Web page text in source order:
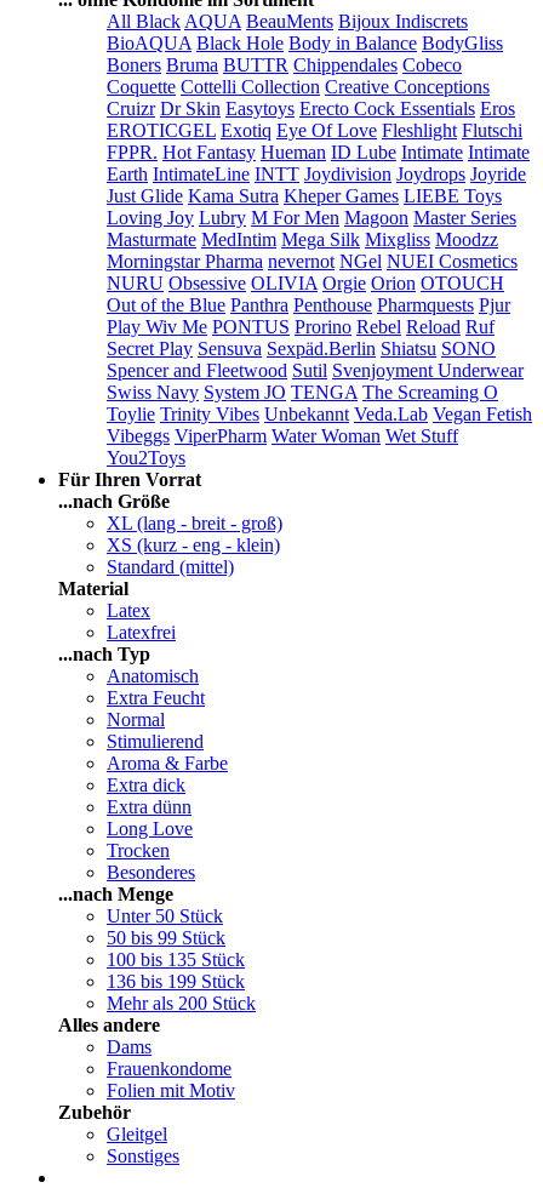
All Black AQUA BeauMents Bijoux Indiscrets
BioAQUA Black Hole Body in Balance BodyGliss
Boners Bruma BUTTR Chippendales Cobeco
Coquette Cottelli Collection Creative Conceptions
Cruizr Dr Skin Easytoys Erecto Cock Essentials Eros
EROTICGEL Exotiq Eye Of Love Fleshlight Flutschi
FPPR. Hot Fantasy Hueman ID Lube Intimate Intimate
Earth IntimateLine INTT Joydivision Joydrops Joyride
Just Glide Kama Sutra Kheper Games LIEBE Toys
Loving Joy Lubry M For Men Magoon Master Series
Masturmate MedIntim Mega Silk Mixgliss Moodzz
Morningstar Pharma nevernot NGel NUEI Cosmetics
NURU Obsessive OLIVIA Orgie Orion OTOUCH
Out of the Blue Panthra Penthouse Pharmquests Pjur
Play Wiv Me PONTUS Prorino Rebel Reload Ruf
Secret Play Sensuva Sexpäd.Berlin Shiatsu SONO
Spencer and Fleetwood Sutil Svenjoyment Underwear
Swiss Navy System JO TENGA The Screaming O
Toylie Trinity Vibes Unbekannt Veda.Lab Vegan Fetish
Vibeggs ViperPharm Water Woman Wet Stuff
You2Toys
Für Ihren Vorrat
...nach Größe
XL (lang - breit - groß)
XS (kurz - eng - klein)
Standard (mittel)
Material
Latex
Latexfrei
...nach Typ
Anatomisch
Extra Feucht
Normal
Stimulierend
Aroma & Farbe
Extra dick
Extra dünn
Long Love
Trocken
Besonderes
...nach Menge
Unter 50 Stück
50 bis 99 Stück
100 bis 135 Stück
136 bis 199 Stück
Mehr als 200 Stück
Alles andere
Dams
Frauenkondome
Folien mit Motiv
Zubehör
Gleitgel
Sonstiges